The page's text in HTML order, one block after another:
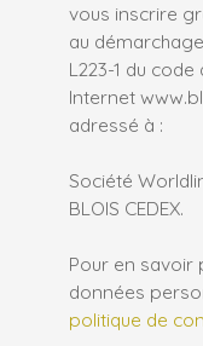
vous inscrire
au
L223-1 du
Internet
adressé à :
Société
BLOIS CEDEX.
Pour en savoir
données
politique de